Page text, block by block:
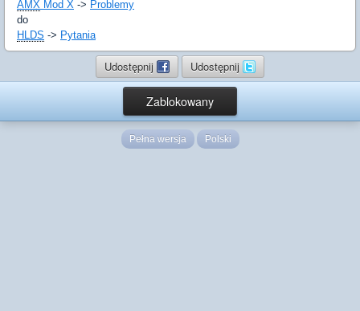
AMX Mod X -> Problemy
do
HLDS -> Pytania
Udostępnij Udostępnij
Zablokowany
Pełna wersja Polski